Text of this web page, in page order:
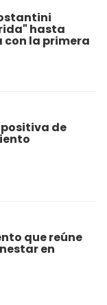
hasta
con la primera
de
que reúne
en